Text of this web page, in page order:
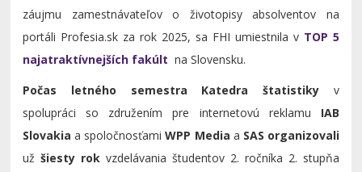
záujmu zamestnávateľov o životopisy absolventov na
portáli Profesia.sk za rok 2025, sa FHI umiestnila v TOP 5
najatraktívnejších fakúlt na Slovensku.
Počas letného semestra
Katedra štatistikyv
spolupráci so združením pre internetovú reklamu IAB
Slovakia a spoločnosťamiWPP Media a SAS organizovali
užšiesty rokvzdelávania študentov 2. ročníka 2. stupňa